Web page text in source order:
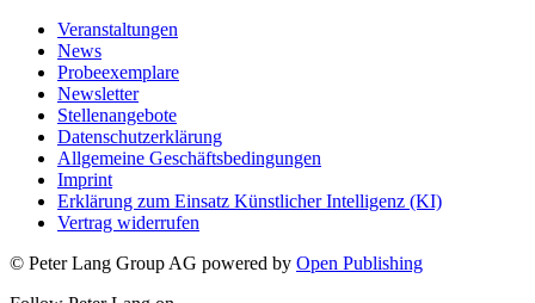
Veranstaltungen
News
Probeexemplare
Newsletter
Stellenangebote
Datenschutzerklärung
Allgemeine Geschäftsbedingungen
Imprint
Erklärung zum Einsatz Künstlicher Intelligenz (KI)
Vertrag widerrufen
© Peter Lang Group AG powered by Open Publishing